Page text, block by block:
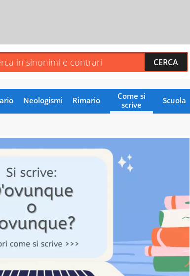
Neologismi Rimario
Come si
scrive
Scuola